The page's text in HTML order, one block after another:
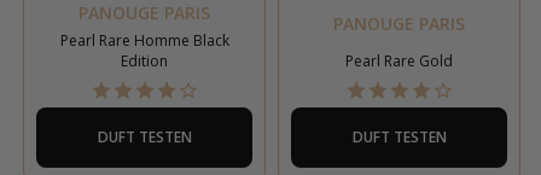
PANOUGE PARIS
Pearl Rare Homme Black
Edition
DUFT TESTEN
PANOUGE PARIS
Pearl Rare Gold
DUFT TESTEN